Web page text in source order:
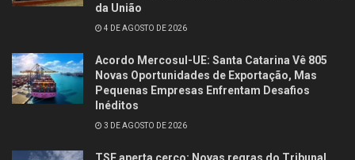
da União
4 DE AGOSTO DE 2026
Acordo Mercosul-UE: Santa Catarina Vê 805
Novas Oportunidades de Exportação, Mas
Pequenas Empresas Enfrentam Desafios
Inéditos
3 DE AGOSTO DE 2026